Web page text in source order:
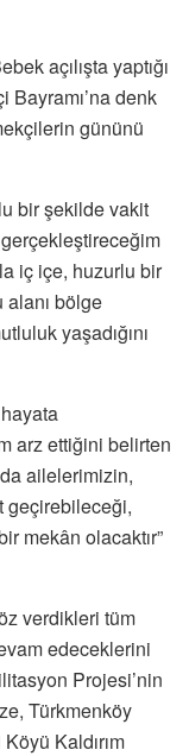
açılışta yaptığı
Bayramı’na denk
gününü
bir şekilde vakit
gerçekleştireceğim
iç içe, huzurlu bir
bölge
yaşadığını
arz ettiğini belirten
ailelerimizin,
geçirebileceği,
mekân olacaktır”
verdikleri tüm
edeceklerini
Projesi’nin
Türkmenköy
Kaldırım